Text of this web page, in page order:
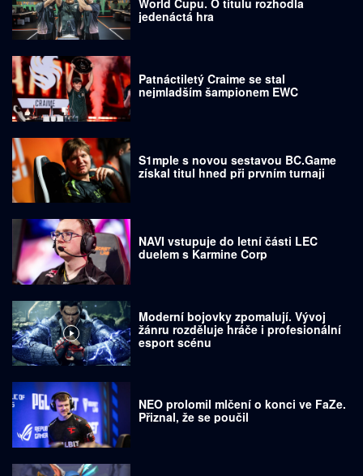
World Cupu. O titulu rozhodla
jedenáctá hra
Patnáctiletý Craime se stal
nejmladším šampionem EWC
S1mple s novou sestavou BC.Game
získal titul hned při prvním turnaji
NAVI vstupuje do letní části LEC
duelem s Karmine Corp
Moderní bojovky zpomalují. Vývoj
žánru rozděluje hráče i profesionální
esport scénu
NEO prolomil mlčení o konci ve FaZe.
Přiznal, že se poučil